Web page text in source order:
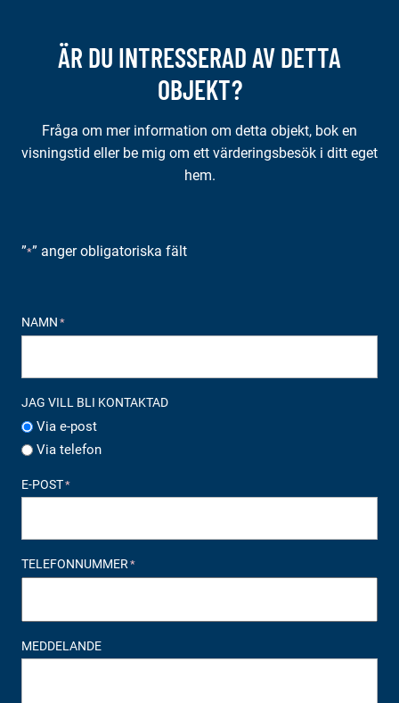
ÄR DU INTRESSERAD AV DETTA
OBJEKT?
Fråga om mer information om detta objekt, bok en
visningstid eller be mig om ett värderingsbesök i ditt eget
hem.
”*” anger obligatoriska fält
NAMN *
JAG VILL BLI KONTAKTAD
Via e-post
Via telefon
E-POST*
TELEFONNUMMER*
MEDDELANDE